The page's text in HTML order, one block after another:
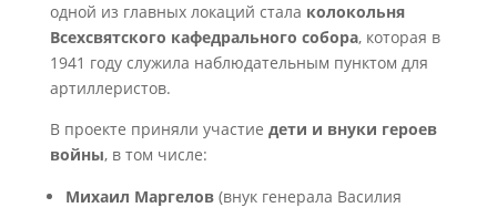
одной из главных локаций стала колокольня
Всехсвятского кафедрального собора, которая в
1941 году служила наблюдательным пунктом для
артиллеристов.
В проекте приняли участие дети и внуки героев
войны, в том числе:
Михаил Маргелов(внук генерала Василия